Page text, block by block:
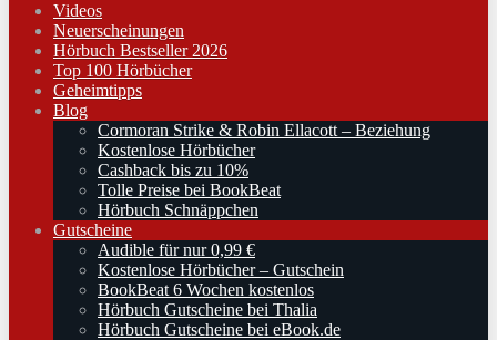
Videos
Neuerscheinungen
Hörbuch Bestseller 2026
Top 100 Hörbücher
Geheimtipps
Blog
Cormoran Strike & Robin Ellacott – Beziehung
Kostenlose Hörbücher
Cashback bis zu 10%
Tolle Preise bei BookBeat
Hörbuch Schnäppchen
Gutscheine
Audible für nur 0,99 €
Kostenlose Hörbücher – Gutschein
BookBeat 6 Wochen kostenlos
Hörbuch Gutscheine bei Thalia
Hörbuch Gutscheine bei eBook.de